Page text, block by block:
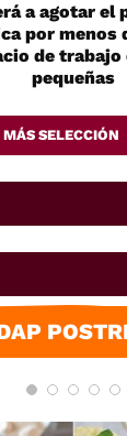
a agotar el
por menos
de trabajo
pequeñas
MÁS SELECCIÓN